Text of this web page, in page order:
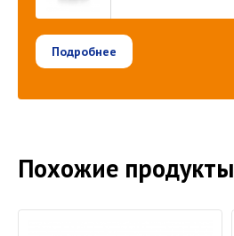
Подробнее
Похожие продукты